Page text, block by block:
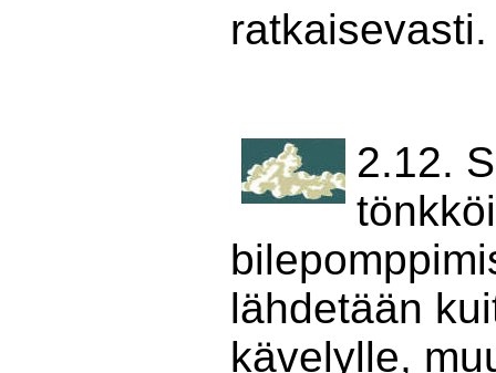
2.12.
lähdetään
kävelylle,